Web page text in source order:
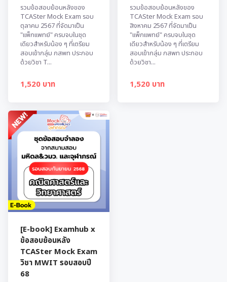
รวมข้อสอบย้อนหลังของ
TCASter Mock Exam รอบ
ตุลาคม 2567 ที่จัดมาเป็น
"แพ็กแพทย์" ครบจบในชุด
เดียวสำหรับน้อง ๆ ที่เตรียม
สอบเข้ากลุ่ม กสพท ประกอบ
ด้วยวิชา T...
1,520 บาท
รวมข้อสอบย้อนหลังของ
TCASter Mock Exam รอบ
สิงหาคม 2567 ที่จัดมาเป็น
"แพ็กแพทย์" ครบจบในชุด
เดียวสำหรับน้อง ๆ ที่เตรียม
สอบเข้ากลุ่ม กสพท ประกอบ
ด้วยวิชา...
1,520 บาท
[E-book] Examhub x
ข้อสอบย้อนหลัง
TCASter Mock Exam
วิชา MWIT รอบสอบปี
68